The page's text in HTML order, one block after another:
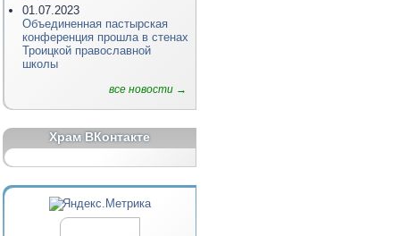
01.07.2023
Объединенная пастырская
конференция прошла в стенах
Троицкой православной
школы
все новости →
Храм ВКонтакте